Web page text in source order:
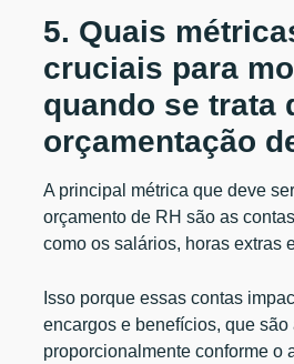
5. Quais
cruciais para
quando se trata
orçamentação
A principal métrica que deve
orçamento de RH são as
como os salários, horas extras
Isso porque essas contas
encargos e benefícios, que são
proporcionalmente conforme o